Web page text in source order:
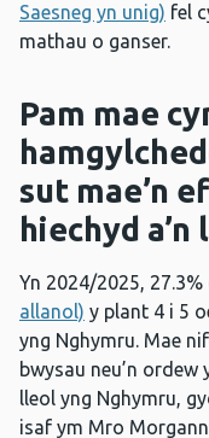
Saesneg yn unig) fel
mathau o ganser.
Pam mae
sut mae’n
hiechyd
Yn 2024/2025, 27.3%
allanol) y plant 4 i 5
yng Nghymru. Mae
bwysau neu’n
lleol yng Nghymru,
isaf ym Mro